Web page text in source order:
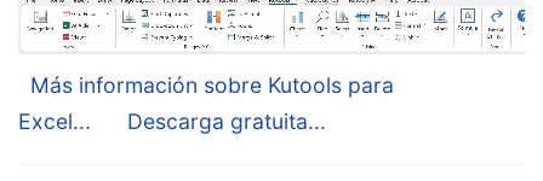
Más información sobre Kutools para
Excel...
Descarga gratuita...